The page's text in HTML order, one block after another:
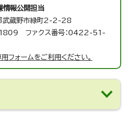
情報公開担当
蔵野市緑町2-2-28
ファクス番号：0422-51-
フォームをご利用ください。